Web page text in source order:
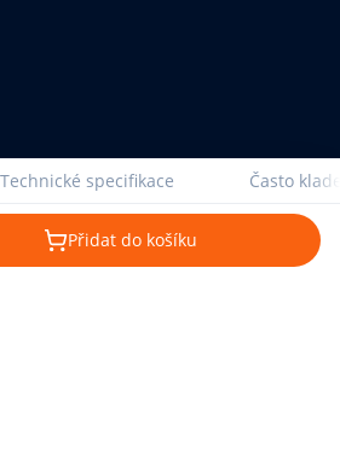
Technické specifikace Často
Přidat do košíku